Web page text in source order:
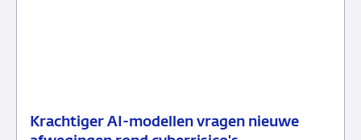
Krachtiger AI-modellen vragen nieuwe
10
Nieuwsbericht